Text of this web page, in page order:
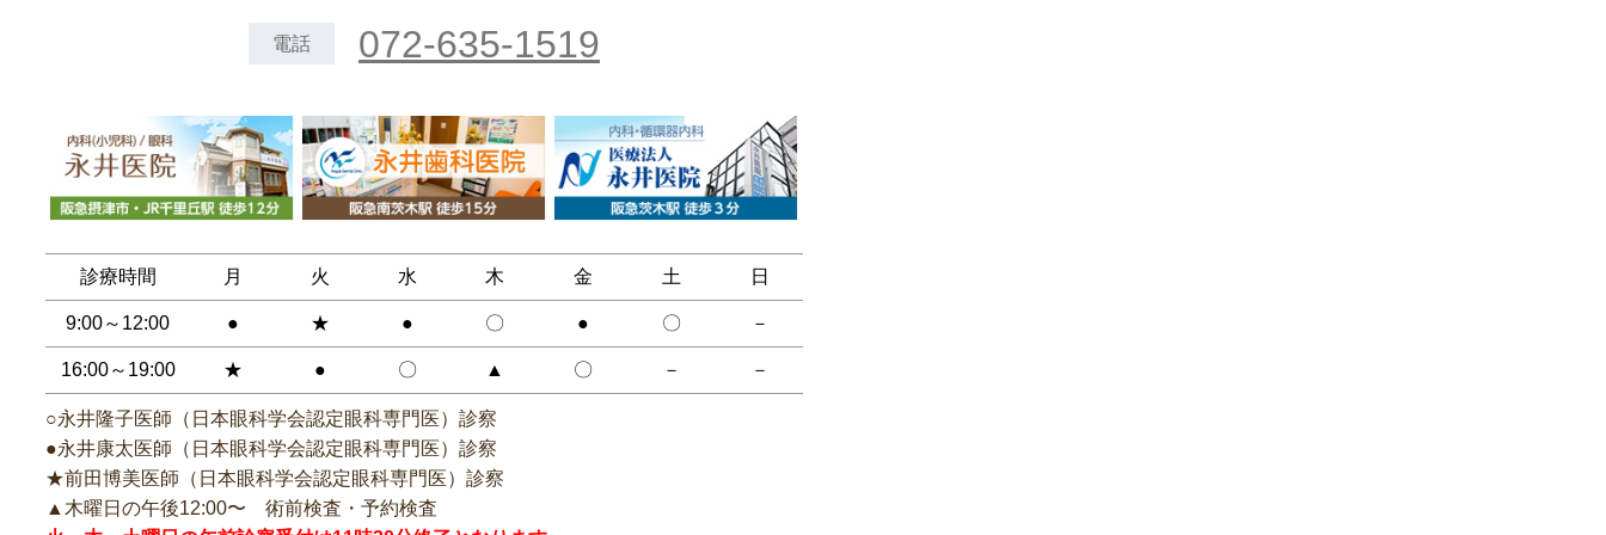
電話 072-635-1519
診療時間 月 火 水 木 金 土 日
9:00～12:00 ● ★ ● 〇 ● 〇 －
16:00～19:00 ★ ● 〇 ▲ 〇 － －
○永井隆子医師（日本眼科学会認定眼科専門医）診察
●永井康太医師（日本眼科学会認定眼科専門医）診察
★前田博美医師（日本眼科学会認定眼科専門医）診察
▲木曜日の午後12:00〜 術前検査・予約検査